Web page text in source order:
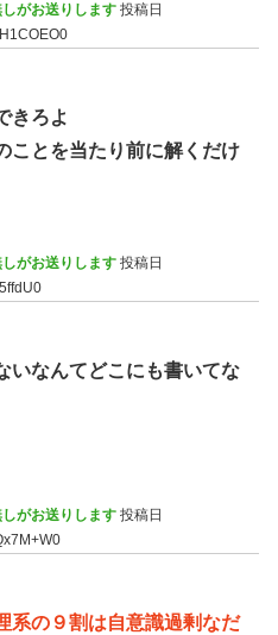
がお送りします 投稿日
きろよ
ことを当たり前に解くだけ
がお送りします 投稿日
いなんてどこにも書いてな
がお送りします 投稿日
系の９割は自意識過剰なだ